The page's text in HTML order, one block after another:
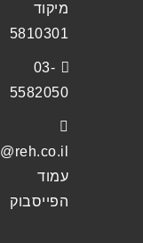
מיקוד
5810301
03-
5582050
עמוד
הפייסבוק